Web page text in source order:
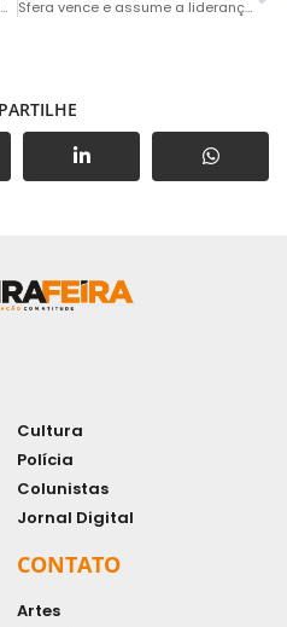
Carga de quase 700 kg de drogas que chegaria a Salto é interceptada pela Polícia Rodoviária Sfera vence e assume a liderança do Paulista sub-15
Cultura
Polícia
Colunistas
Jornal Digital
CONTATO
Artes